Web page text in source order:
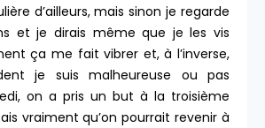
d’ailleurs, mais sinon je regarde
et je dirais même que je les vis
ça me fait vibrer et, à l’inverse,
je suis malheureuse ou pas
on a pris un but à la troisième
vraiment qu’on pourrait revenir à